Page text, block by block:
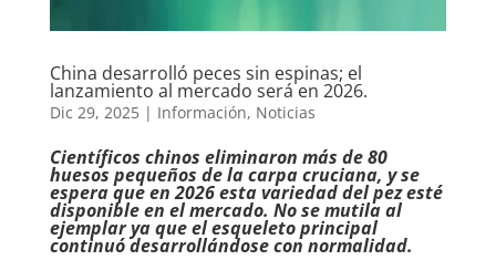
China desarrolló peces sin espinas; el
lanzamiento al mercado será en 2026.
Dic 29, 2025| Información, Noticias
Científicos chinos eliminaron más de 80
huesos pequeños de la carpa cruciana, y se
espera que en 2026 esta variedad del pez esté
disponible en el mercado. No se mutila al
ejemplar ya que el esqueleto principal
continuó desarrollándose con normalidad.